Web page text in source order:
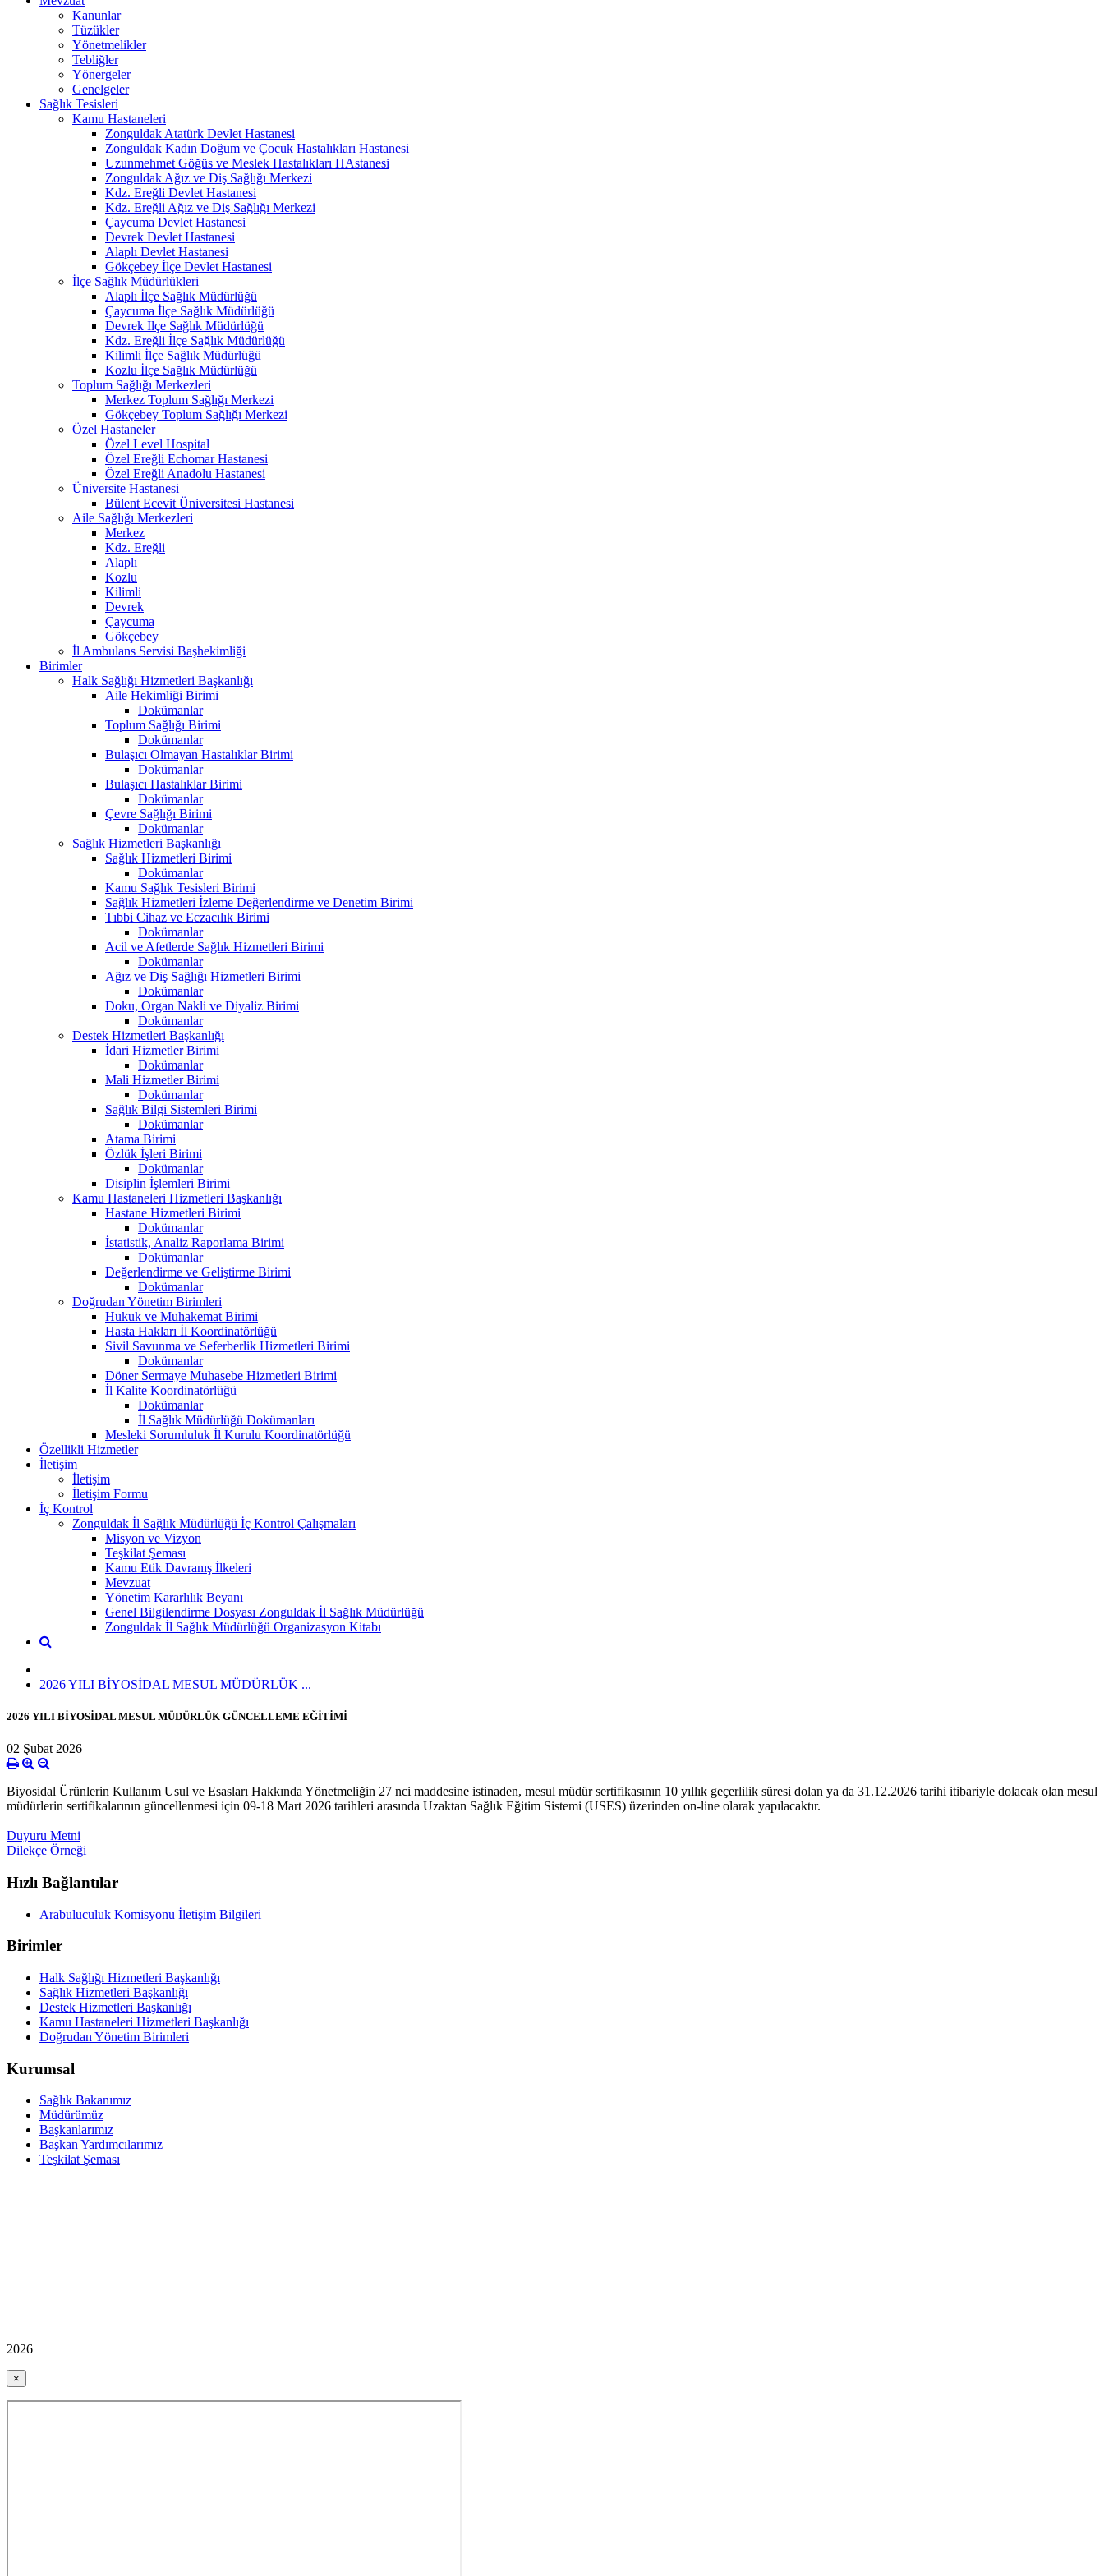
Kanunlar
Tüzükler
Yönetmelikler
Tebliğler
Yönergeler
Genelgeler
Sağlık Tesisleri
Kamu Hastaneleri
Zonguldak Atatürk Devlet Hastanesi
Zonguldak Kadın Doğum ve Çocuk Hastalıkları Hastanesi
Uzunmehmet Göğüs ve Meslek Hastalıkları HAstanesi
Zonguldak Ağız ve Diş Sağlığı Merkezi
Kdz. Ereğli Devlet Hastanesi
Kdz. Ereğli Ağız ve Diş Sağlığı Merkezi
Çaycuma Devlet Hastanesi
Devrek Devlet Hastanesi
Alaplı Devlet Hastanesi
Gökçebey İlçe Devlet Hastanesi
İlçe Sağlık Müdürlükleri
Alaplı İlçe Sağlık Müdürlüğü
Çaycuma İlçe Sağlık Müdürlüğü
Devrek İlçe Sağlık Müdürlüğü
Kdz. Ereğli İlçe Sağlık Müdürlüğü
Kilimli İlçe Sağlık Müdürlüğü
Kozlu İlçe Sağlık Müdürlüğü
Toplum Sağlığı Merkezleri
Merkez Toplum Sağlığı Merkezi
Gökçebey Toplum Sağlığı Merkezi
Özel Hastaneler
Özel Level Hospital
Özel Ereğli Echomar Hastanesi
Özel Ereğli Anadolu Hastanesi
Üniversite Hastanesi
Bülent Ecevit Üniversitesi Hastanesi
Aile Sağlığı Merkezleri
Merkez
Kdz. Ereğli
Alaplı
Kozlu
Kilimli
Devrek
Çaycuma
Gökçebey
İl Ambulans Servisi Başhekimliği
Birimler
Halk Sağlığı Hizmetleri Başkanlığı
Aile Hekimliği Birimi
Dokümanlar
Toplum Sağlığı Birimi
Dokümanlar
Bulaşıcı Olmayan Hastalıklar Birimi
Dokümanlar
Bulaşıcı Hastalıklar Birimi
Dokümanlar
Çevre Sağlığı Birimi
Dokümanlar
Sağlık Hizmetleri Başkanlığı
Sağlık Hizmetleri Birimi
Dokümanlar
Kamu Sağlık Tesisleri Birimi
Sağlık Hizmetleri İzleme Değerlendirme ve Denetim Birimi
Tıbbi Cihaz ve Eczacılık Birimi
Dokümanlar
Acil ve Afetlerde Sağlık Hizmetleri Birimi
Dokümanlar
Ağız ve Diş Sağlığı Hizmetleri Birimi
Dokümanlar
Doku, Organ Nakli ve Diyaliz Birimi
Dokümanlar
Destek Hizmetleri Başkanlığı
İdari Hizmetler Birimi
Dokümanlar
Mali Hizmetler Birimi
Dokümanlar
Sağlık Bilgi Sistemleri Birimi
Dokümanlar
Atama Birimi
Özlük İşleri Birimi
Dokümanlar
Disiplin İşlemleri Birimi
Kamu Hastaneleri Hizmetleri Başkanlığı
Hastane Hizmetleri Birimi
Dokümanlar
İstatistik, Analiz Raporlama Birimi
Dokümanlar
Değerlendirme ve Geliştirme Birimi
Dokümanlar
Doğrudan Yönetim Birimleri
Hukuk ve Muhakemat Birimi
Hasta Hakları İl Koordinatörlüğü
Sivil Savunma ve Seferberlik Hizmetleri Birimi
Dokümanlar
Döner Sermaye Muhasebe Hizmetleri Birimi
İl Kalite Koordinatörlüğü
Dokümanlar
İl Sağlık Müdürlüğü Dokümanları
Mesleki Sorumluluk İl Kurulu Koordinatörlüğü
Özellikli Hizmetler
İletişim
İletişim
İletişim Formu
İç Kontrol
Zonguldak İl Sağlık Müdürlüğü İç Kontrol Çalışmaları
Misyon ve Vizyon
Teşkilat Şeması
Kamu Etik Davranış İlkeleri
Mevzuat
Yönetim Kararlılık Beyanı
Genel Bilgilendirme Dosyası Zonguldak İl Sağlık Müdürlüğü
Zonguldak İl Sağlık Müdürlüğü Organizasyon Kitabı
2026 YILI BİYOSİDAL MESUL MÜDÜRLÜK ...
2026 YILI BİYOSİDAL MESUL MÜDÜRLÜK GÜNCELLEME EĞİTİMİ
02 Şubat 2026
Biyosidal Ürünlerin Kullanım Usul ve Esasları Hakkında Yönetmeliğin 27 nci maddesine istinaden, mesul müdür sertifikasının 10 yıllık geçerlilik süresi dolan ya da 31.12.2026 tarihi itibariyle dolacak olan mesul
müdürlerin sertifikalarının güncellenmesi için 09-18 Mart 2026 tarihleri arasında Uzaktan Sağlık Eğitim Sistemi (USES) üzerinden on-line olarak yapılacaktır.
Duyuru Metni
Dilekçe Örneği
Hızlı Bağlantılar
Arabuluculuk Komisyonu İletişim Bilgileri
Birimler
Halk Sağlığı Hizmetleri Başkanlığı
Sağlık Hizmetleri Başkanlığı
Destek Hizmetleri Başkanlığı
Kamu Hastaneleri Hizmetleri Başkanlığı
Doğrudan Yönetim Birimleri
Kurumsal
Sağlık Bakanımız
Müdürümüz
Başkanlarımız
Başkan Yardımcılarımız
Teşkilat Şeması
2026
×